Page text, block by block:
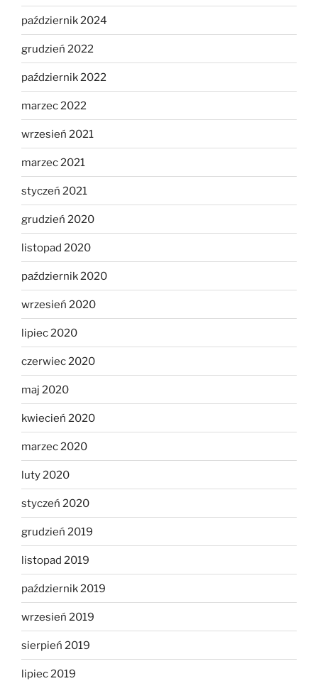
październik 2024
grudzień 2022
październik 2022
marzec 2022
wrzesień 2021
marzec 2021
styczeń 2021
grudzień 2020
listopad 2020
październik 2020
wrzesień 2020
lipiec 2020
czerwiec 2020
maj 2020
kwiecień 2020
marzec 2020
luty 2020
styczeń 2020
grudzień 2019
listopad 2019
październik 2019
wrzesień 2019
sierpień 2019
lipiec 2019